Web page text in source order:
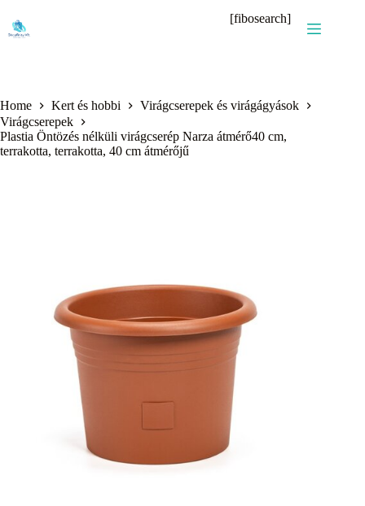
content
[fibosearch]
Home Kert és hobbi
Virágcserepek és virágágyások
Virágcserepek
Plastia Öntözés nélküli virágcserép Narza átmérő40 cm,
terrakotta, terrakotta, 40 cm átmérőjű